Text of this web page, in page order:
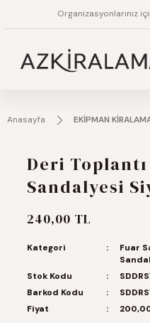
Organizasyonlarınız
Anasayfa EKİPMAN
Deri
Sandalyesi
240,00 TL
Kategori Fuar
Stok Kodu
Barkod Kodu
Fiyat